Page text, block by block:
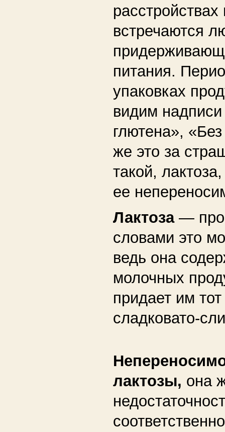
встречаются
питания.
упаковках
видим
глютена»,
же это за
такой,
ее
Лактоза —
словами это
ведь она
молочных
придает им
сладковато-
лактозы, она